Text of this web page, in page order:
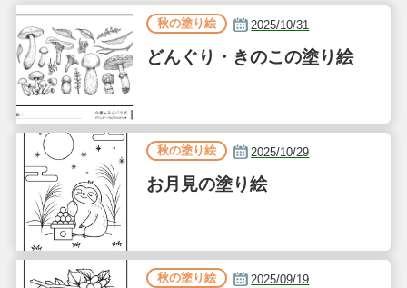
秋の塗り絵 2025/10/31
どんぐり・きのこの塗り絵
秋の塗り絵 2025/10/29
お月見の塗り絵
秋の塗り絵 2025/09/19